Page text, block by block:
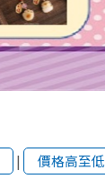
| 價格高至低